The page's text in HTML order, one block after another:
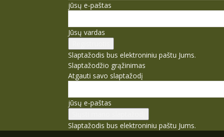
jūsų e-paštas
Jūsų vardas
Slaptažodis bus elektroniniu paštu Jums.
Slaptažodžio grąžinimas
Atgauti savo slaptažodį
jūsų e-paštas
Slaptažodis bus elektroniniu paštu Jums.